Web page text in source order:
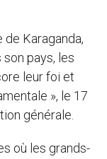
de Karaganda,
son pays, les
leur foi et
», le 17
générale.
où les grands-